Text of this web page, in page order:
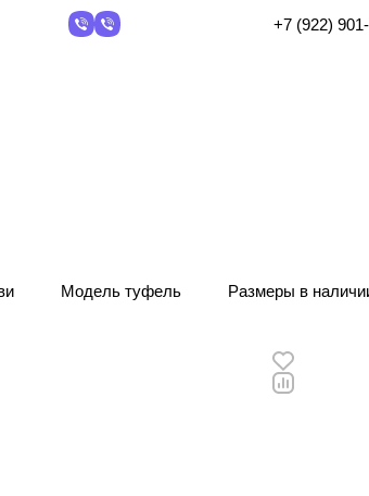
+7 (922)
Модель туфель Размеры в